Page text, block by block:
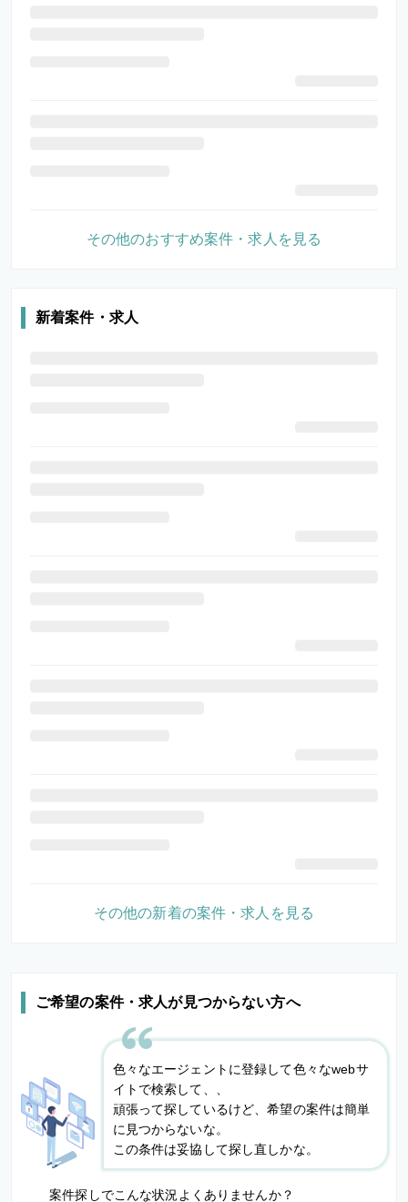
ご希望の案件・求人が見つからない方へ
色々なエージェントに登録して色々なwebサ
イトで検索して、、
頑張って探しているけど、希望の案件は簡単
に見つからないな。
この条件は妥協して探し直しかな。
案件探しでこんな状況よくありませんか？
その他のおすすめ案件・求人を見る
新着案件・求人
その他の新着の案件・求人を見る